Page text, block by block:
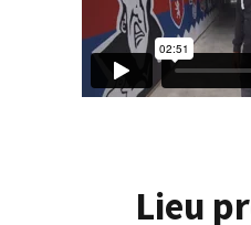
Lieu